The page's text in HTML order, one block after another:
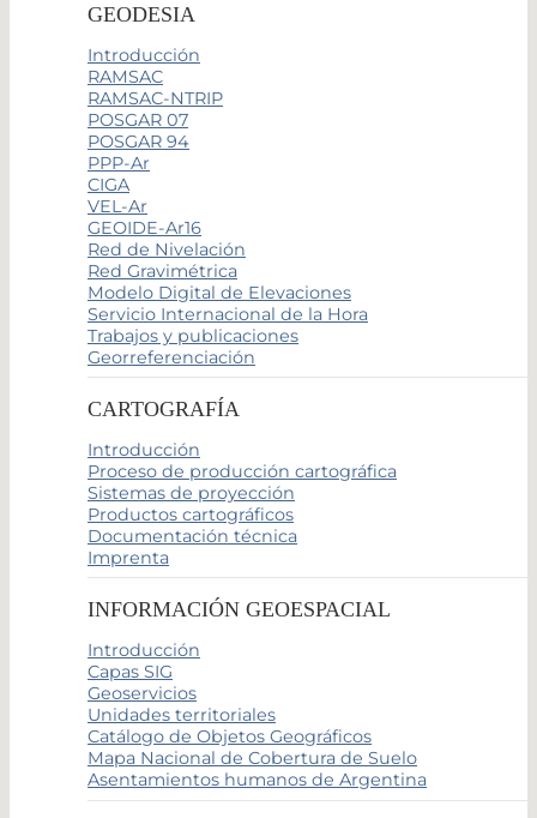
GEODESIA
Introducción
RAMSAC
RAMSAC-NTRIP
POSGAR 07
POSGAR 94
PPP-Ar
CIGA
VEL-Ar
GEOIDE-Ar16
Red de Nivelación
Red Gravimétrica
Modelo Digital de Elevaciones
Servicio Internacional de la Hora
Trabajos y publicaciones
Georreferenciación
CARTOGRAFÍA
Introducción
Proceso de producción cartográfica
Sistemas de proyección
Productos cartográficos
Documentación técnica
Imprenta
INFORMACIÓN GEOESPACIAL
Introducción
Capas SIG
Geoservicios
Unidades territoriales
Catálogo de Objetos Geográficos
Mapa Nacional de Cobertura de Suelo
Asentamientos humanos de Argentina